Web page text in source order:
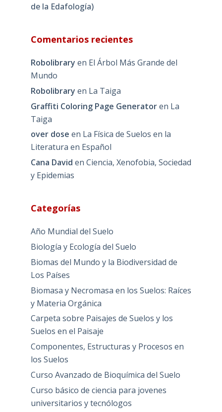
de la Edafología)
Comentarios recientes
Robolibrary en El Árbol Más Grande del
Mundo
Robolibrary en La Taiga
Graffiti Coloring Page Generatoren La
Taiga
over dose en La Física de Suelos en la
Literatura en Español
Cana David en Ciencia, Xenofobia, Sociedad
y Epidemias
Categorías
Año Mundial del Suelo
Biología y Ecología del Suelo
Biomas del Mundo y la Biodiversidad de
Los Países
Biomasa y Necromasa en los Suelos: Raíces
y Materia Orgánica
Carpeta sobre Paisajes de Suelos y los
Suelos en el Paisaje
Componentes, Estructuras y Procesos en
los Suelos
Curso Avanzado de Bioquímica del Suelo
Curso básico de ciencia para jovenes
universitarios y tecnólogos